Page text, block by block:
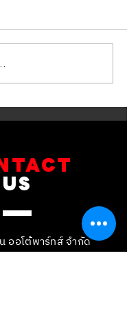
ต้องการ
รกให้ดีกว่าเดิม
ก GOOGAI
US
ออโต้พาร์ทส์ จำกัด
รามอินทรา 14